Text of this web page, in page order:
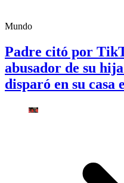
Mundo
Padre citó por
abusador de su
disparó en su casa